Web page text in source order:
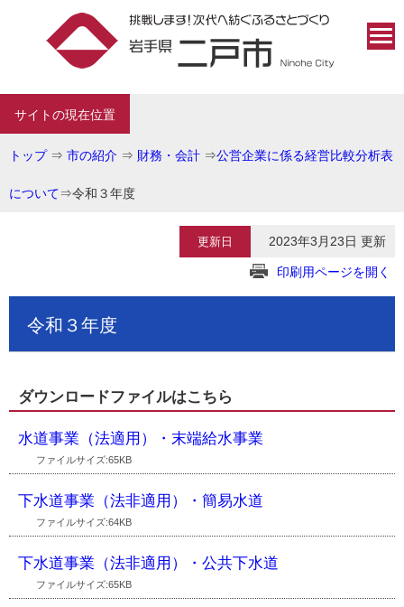
サイトの現在位置
トップ⇒ 市の紹介 ⇒ 財務・会計 ⇒公営企業に係る経営比較分析表
について⇒令和３年度
更新日 2023年3月23日 更新
印刷用ページを開く
令和３年度
ダウンロードファイルはこちら
水道事業（法適用）・末端給水事業
ファイルサイズ:65KB
下水道事業（法非適用）・簡易水道
ファイルサイズ:64KB
下水道事業（法非適用）・公共下水道
ファイルサイズ:65KB